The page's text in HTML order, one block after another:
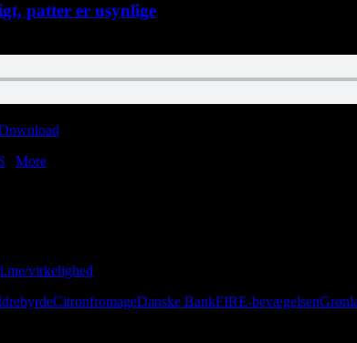
patter er usynlige
More
virkelighed
CitronfromageDanske BankFIRE-bevægelsen